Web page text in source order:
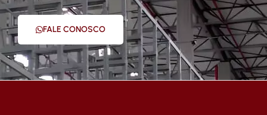
FALE CONOSCO